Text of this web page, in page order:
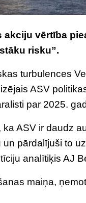
vērtība
risku”.
turbulences
ASV
par 2025.
ka ASV ir daudz
pārdalījuši to
analītiķis AJ
maiņa,